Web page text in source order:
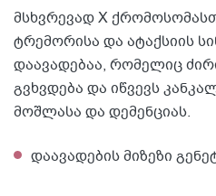
მსხვრევად X
ტრემორისა და ატაქსიის
დაავადებაა, რომელიც
გვხვდება და იწვევს
მოშლასა და დემენციას.
დაავადების მიზეზი